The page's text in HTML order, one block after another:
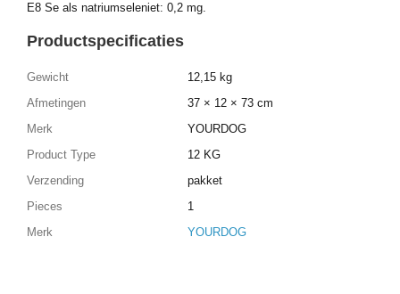
E8 Se als natriumseleniet: 0,2 mg.
Productspecificaties
Gewicht
12,15 kg
Afmetingen
37 × 12 × 73 cm
Merk
YOURDOG
Product Type
12 KG
Verzending
pakket
Pieces
1
Merk
YOURDOG